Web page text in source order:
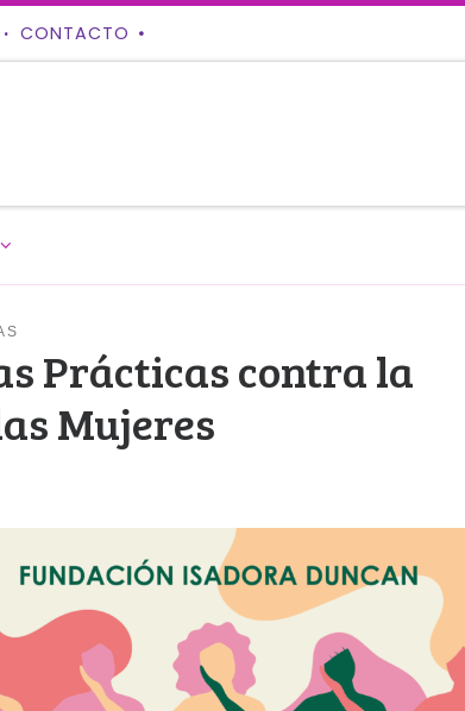
CONTACTO
Prácticas contra la
Mujeres